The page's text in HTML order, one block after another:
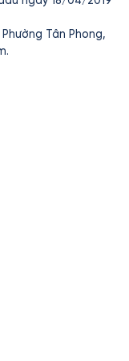
Phường Tân Phong,